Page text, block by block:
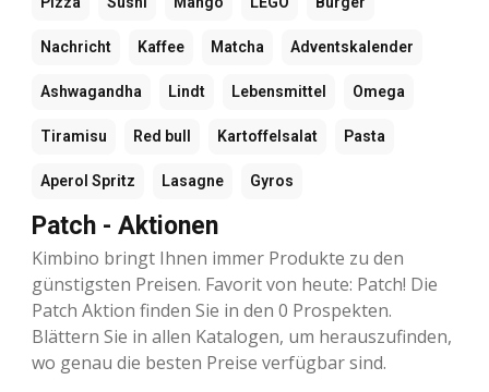
Nachricht Kaffee Matcha Adventskalender
Ashwagandha Lindt Lebensmittel Omega
Tiramisu Red bull Kartoffelsalat Pasta
Aperol Spritz Lasagne Gyros
Patch - Aktionen
Kimbino bringt Ihnen immer Produkte zu den
günstigsten Preisen. Favorit von heute: Patch! Die
Patch Aktion finden Sie in den 0 Prospekten.
Blättern Sie in allen Katalogen, um herauszufinden,
wo genau die besten Preise verfügbar sind.